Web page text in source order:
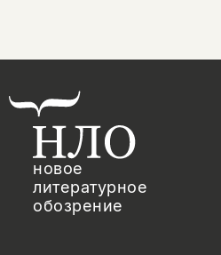
новое
литературное
обозрение